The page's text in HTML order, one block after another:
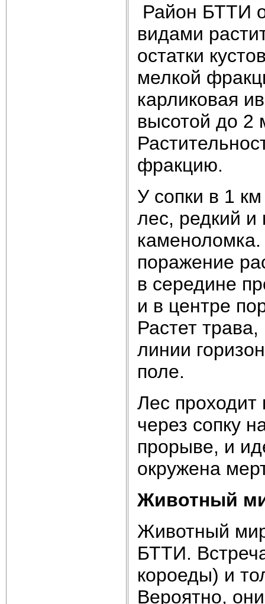
Район БТТИ
видами
остатки
мелкой
карликовая
высотой до 2
фракцию.
У сопки в 1
лес, редкий и
поражение
в середине
и в центре
Растет
линии
поле.
Лес проходит
через сопку
прорыве, и
окружена
Животный
Животный мир
БТТИ.
короеды) и
Вероятно,